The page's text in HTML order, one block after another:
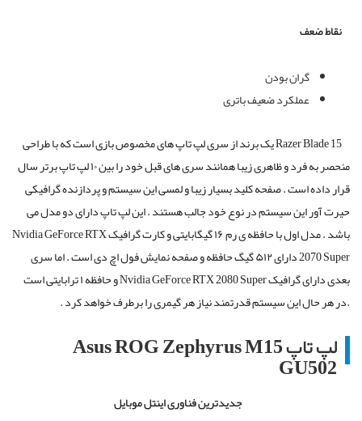
نقاط ضعف
گران بودن
عملکرد ضعیف باتری
Razer Blade 15یک برند از سری لپ تاپ های مخصوص بازی است که با طراحی
منحصر به فرد و ظاهری زیبا همانند سری های قبل خود را بین ۱۰ لپ تاپ برتر سال
قرار داده است . صفحه کلید بسیار زیبا و لمسی این سیستم و پردازنده گرافیکی
حیرت آور این سیستم در نوع خود جالب هستند . این لپ تاپ دارای دو مدل می
باشد . مدل اول با حافظه ی رم ۱۶ گیگابایتی و کارت گرافیک
Nvidia GeForce RTX
2070 Super
دارای ۵۱۲ گیگ حافظه و صفحه نمایش فول اچ دی است . اما سری
بعدی دارای گرافیکNvidia GeForce RTX 2080 Super
و حافظه ۱ ترابایتی است
.در هر حال این سیستم قدرتمند نیاز هر گیمری را برطرف خواهد کرد .
لپ تاپAsus ROG Zephyrus M15
GU502
جدیدترین فناوری اینتل موبایل